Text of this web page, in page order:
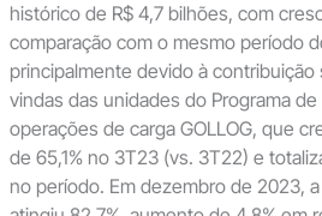
histórico de R$ 4,7 bilhões, com
comparação com o mesmo período
principalmente devido à contribuição
vindas das unidades do Programa
operações de carga GOLLOG, que
de 65,1% no 3T23 (vs. 3T22) e
no período. Em dezembro de 2023,